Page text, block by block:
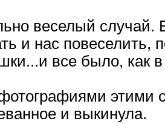
веселый случай.
и нас повеселить,
все было, как в
этими
и выкинула.